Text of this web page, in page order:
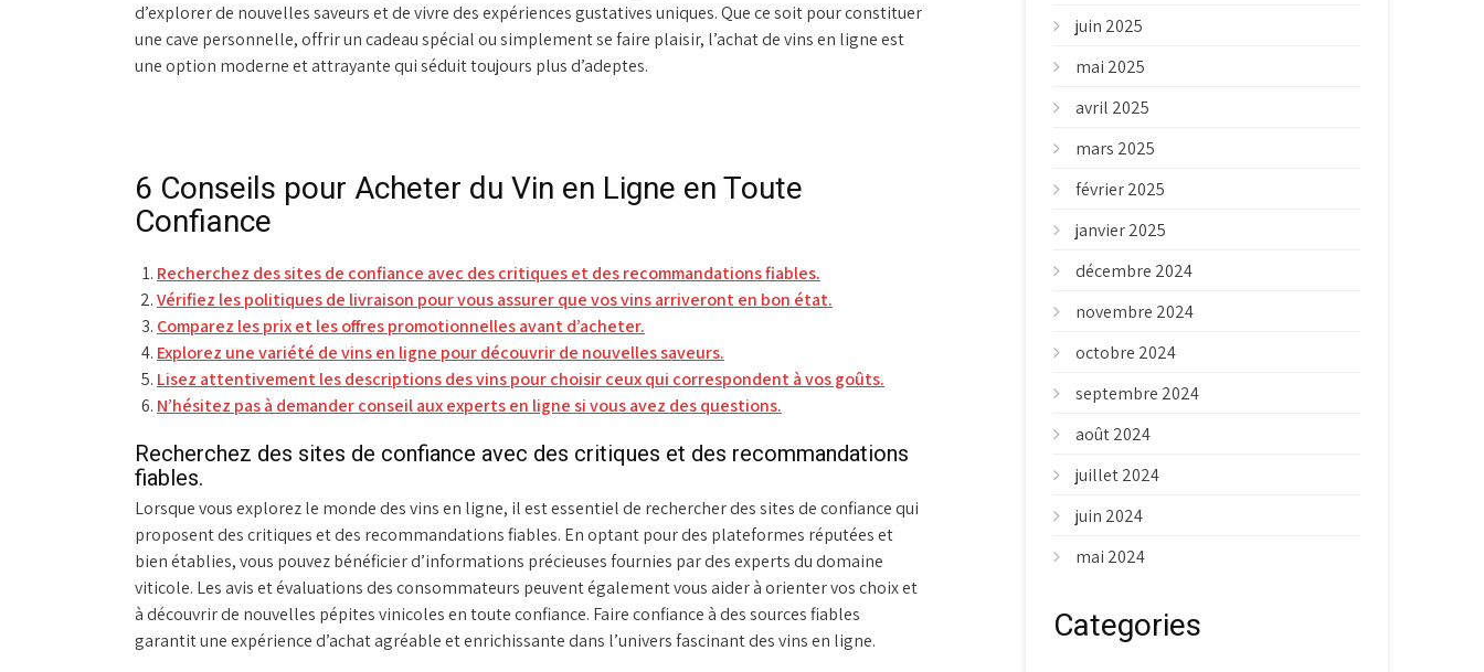
d’explorer de nouvelles saveurs et de vivre des expériences gustatives uniques. Que ce soit pour constituer
une cave personnelle, offrir un cadeau spécial ou simplement se faire plaisir, l’achat de vins en ligne est
une option moderne et attrayante qui séduit toujours plus d’adeptes.
6 Conseils pour Acheter du Vin en Ligne en Toute
Confiance
Recherchez des sites de confiance avec des critiques et des recommandations fiables.
Vérifiez les politiques de livraison pour vous assurer que vos vins arriveront en bon état.
Comparez les prix et les offres promotionnelles avant d’acheter.
Explorez une variété de vins en ligne pour découvrir de nouvelles saveurs.
Lisez attentivement les descriptions des vins pour choisir ceux qui correspondent à vos goûts.
N’hésitez pas à demander conseil aux experts en ligne si vous avez des questions.
Recherchez des sites de confiance avec des critiques et des recommandations
fiables.
Lorsque vous explorez le monde des vins en ligne, il est essentiel de rechercher des sites de confiance qui
proposent des critiques et des recommandations fiables. En optant pour des plateformes réputées et
bien établies, vous pouvez bénéficier d’informations précieuses fournies par des experts du domaine
viticole. Les avis et évaluations des consommateurs peuvent également vous aider à orienter vos choix et
à découvrir de nouvelles pépites vinicoles en toute confiance. Faire confiance à des sources fiables
garantit une expérience d’achat agréable et enrichissante dans l’univers fascinant des vins en ligne.
juin 2025
mai 2025
avril 2025
mars 2025
février 2025
janvier 2025
décembre 2024
novembre 2024
octobre 2024
septembre 2024
août 2024
juillet 2024
juin 2024
mai 2024
Categories